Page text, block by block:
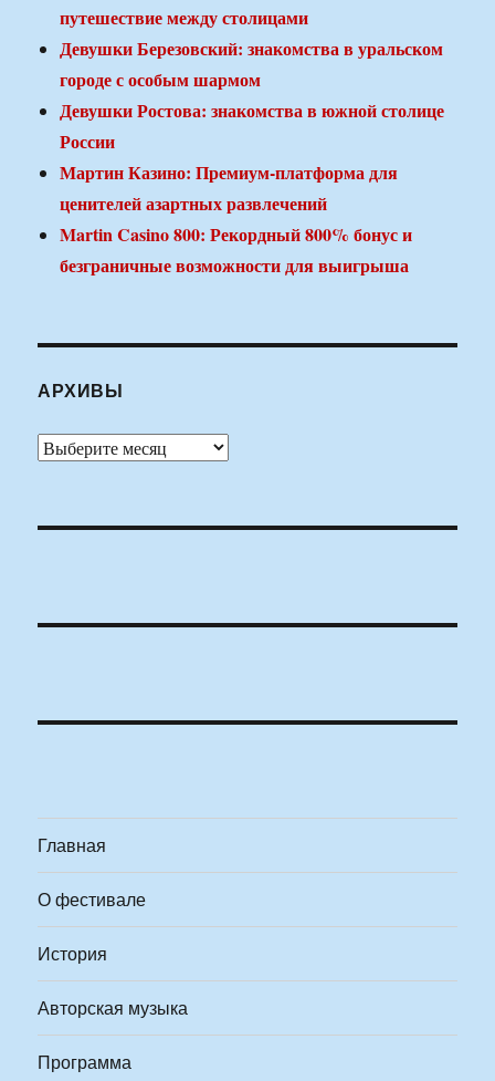
путешествие между столицами
Девушки Березовский: знакомства в уральском
городе с особым шармом
Девушки Ростова: знакомства в южной столице
России
Мартин Казино: Премиум-платформа для
ценителей азартных развлечений
Martin Casino 800: Рекордный 800% бонус и
безграничные возможности для выигрыша
АРХИВЫ
Архивы
Главная
О фестивале
История
Авторская музыка
Программа